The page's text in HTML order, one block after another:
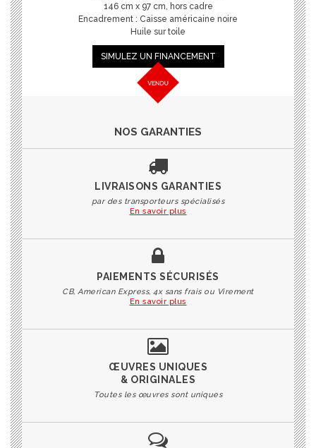
146 cm x 97 cm, hors cadre
Encadrement : Caisse américaine noire
Huile sur toile
SIMULEZ UN FINANCEMENT
NOS GARANTIES
LIVRAISONS GARANTIES
par des transporteurs spécialisés
En savoir plus
PAIEMENTS SÉCURISÉS
CB, American Express, 4x sans frais ou Virement
En savoir plus
ŒUVRES UNIQUES
& ORIGINALES
Toutes les œuvres sont uniques